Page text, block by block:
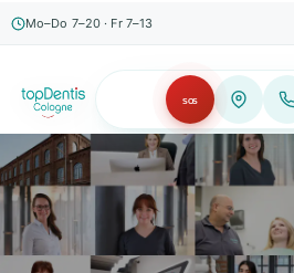
Mo–Do 7–20 · Fr 7–13
SOS